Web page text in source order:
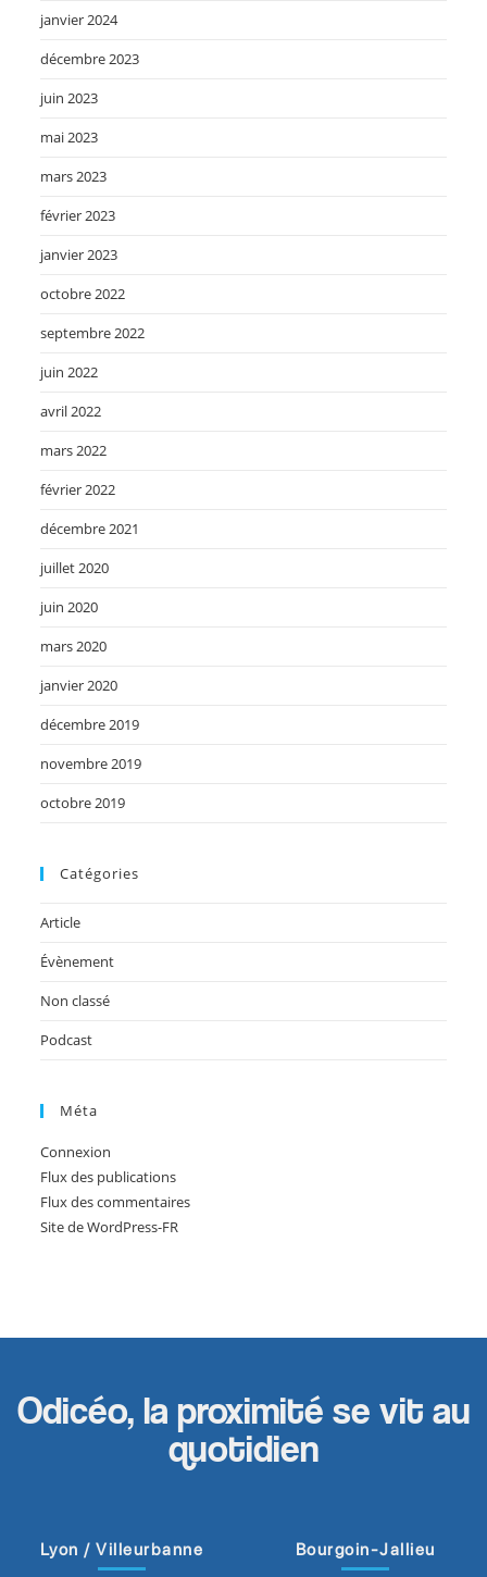
janvier 2024
décembre 2023
juin 2023
mai 2023
mars 2023
février 2023
janvier 2023
octobre 2022
septembre 2022
juin 2022
avril 2022
mars 2022
février 2022
décembre 2021
juillet 2020
juin 2020
mars 2020
janvier 2020
décembre 2019
novembre 2019
octobre 2019
Catégories
Article
Évènement
Non classé
Podcast
Méta
Connexion
Flux des publications
Flux des commentaires
Site de WordPress-FR
Odicéo, la proximité se vit au
quotidien
Lyon / Villeurbanne Bourgoin-Jallieu